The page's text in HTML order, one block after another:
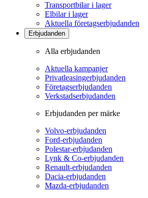
Transportbilar i lager
Elbilar i lager
Aktuella företagserbjudanden
Erbjudanden
Alla erbjudanden
Aktuella kampanjer
Privatleasingerbjudanden
Företagserbjudanden
Verkstadserbjudanden
Erbjudanden per märke
Volvo-erbjudanden
Ford-erbjudanden
Polestar-erbjudanden
Lynk & Co-erbjudanden
Renault-erbjudanden
Dacia-erbjudanden
Mazda-erbjudanden